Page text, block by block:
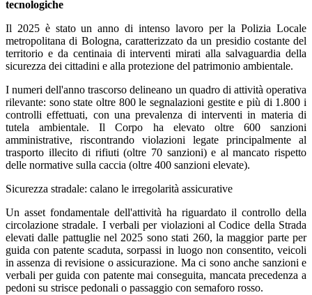
tecnologiche
Il 2025 è stato un anno di intenso lavoro per la Polizia Locale
metropolitana di Bologna, caratterizzato da un presidio costante del
territorio e da centinaia di interventi mirati alla salvaguardia della
sicurezza dei cittadini e alla protezione del patrimonio ambientale.
I numeri dell'anno trascorso delineano un quadro di attività operativa
rilevante: sono state oltre 800 le segnalazioni gestite e più di 1.800 i
controlli effettuati, con una prevalenza di interventi in materia di
tutela ambientale. Il Corpo ha elevato oltre 600 sanzioni
amministrative, riscontrando violazioni legate principalmente al
trasporto illecito di rifiuti (oltre 70 sanzioni) e al mancato rispetto
delle normative sulla caccia (oltre 400 sanzioni elevate).
Sicurezza stradale: calano le irregolarità assicurative
Un asset fondamentale dell'attività ha riguardato il controllo della
circolazione stradale. I verbali per violazioni al Codice della Strada
elevati dalle pattuglie nel 2025 sono stati 260, la maggior parte per
guida con patente scaduta, sorpassi in luogo non consentito, veicoli
in assenza di revisione o assicurazione. Ma ci sono anche sanzioni e
verbali per guida con patente mai conseguita, mancata precedenza a
pedoni su strisce pedonali o passaggio con semaforo rosso.